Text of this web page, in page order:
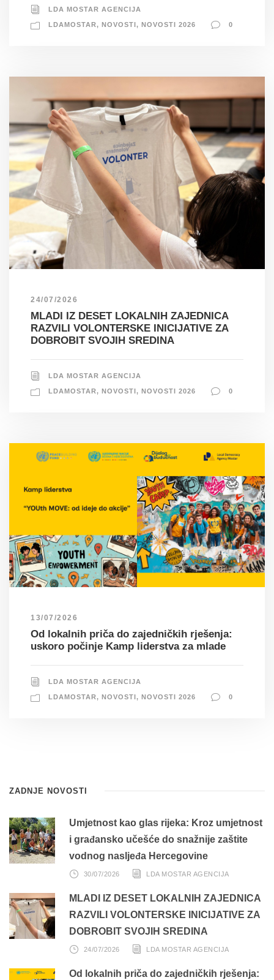
LDA MOSTAR AGENCIJA
LDAMOSTAR, NOVOSTI, NOVOSTI 2026 0
24/07/2026
MLADI IZ DESET LOKALNIH ZAJEDNICA
RAZVILI VOLONTERSKE INICIJATIVE ZA
DOBROBIT SVOJIH SREDINA
LDA MOSTAR AGENCIJA
LDAMOSTAR, NOVOSTI, NOVOSTI 2026 0
13/07/2026
Od lokalnih priča do zajedničkih rješenja:
uskoro počinje Kamp liderstva za mlade
LDA MOSTAR AGENCIJA
LDAMOSTAR, NOVOSTI, NOVOSTI 2026 0
ZADNJE NOVOSTI
Umjetnost kao glas rijeka: Kroz umjetnost
i građansko učešće do snažnije zaštite
vodnog nasljeđa Hercegovine
30/07/2026 LDA MOSTAR AGENCIJA
MLADI IZ DESET LOKALNIH ZAJEDNICA
RAZVILI VOLONTERSKE INICIJATIVE ZA
DOBROBIT SVOJIH SREDINA
24/07/2026 LDA MOSTAR AGENCIJA
Od lokalnih priča do zajedničkih rješenja: